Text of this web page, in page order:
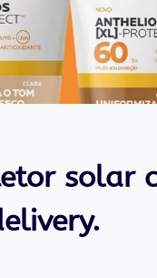
solar